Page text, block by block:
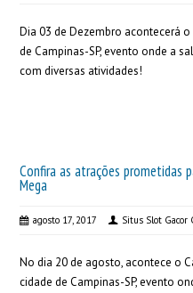
Dia 03 de Dezembro acontecerá
de Campinas-SP, evento onde a
com diversas atividades!
Confira as atrações prometidas
Mega
agosto 17, 2017 Situs Slot Gacor
No dia 20 de agosto, acontece o
cidade de Campinas-SP, evento